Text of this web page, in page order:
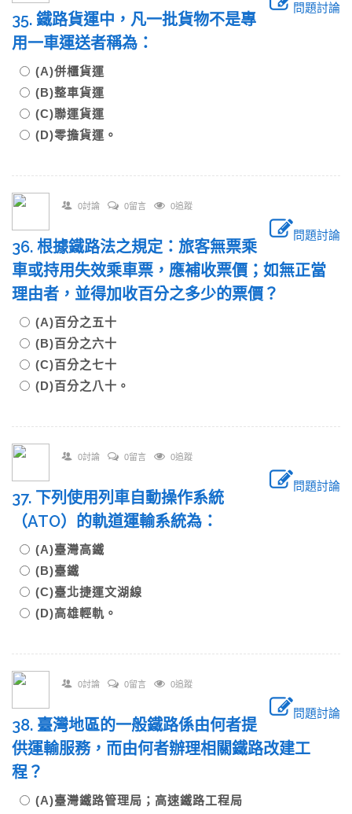
問題討論
35. 鐵路貨運中，凡一批貨物不是專
用一車運送者稱為：
(A)併櫃貨運
(B)整車貨運
(C)聯運貨運
(D)零擔貨運。
0討論 0留言 0追蹤
問題討論
36. 根據鐵路法之規定：旅客無票乘
車或持用失效乘車票，應補收票價；如無正當
理由者，並得加收百分之多少的票價？
(A)百分之五十
(B)百分之六十
(C)百分之七十
(D)百分之八十。
0討論 0留言 0追蹤
問題討論
37. 下列使用列車自動操作系統
（ATO）的軌道運輸系統為：
(A)臺灣高鐵
(B)臺鐵
(C)臺北捷運文湖線
(D)高雄輕軌。
0討論 0留言 0追蹤
問題討論
38. 臺灣地區的一般鐵路係由何者提
供運輸服務，而由何者辦理相關鐵路改建工
程？
(A)臺灣鐵路管理局；高速鐵路工程局